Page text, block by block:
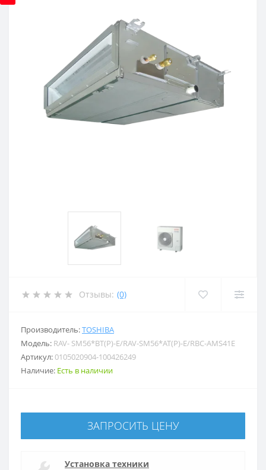
Отзывы: (0)
Производитель:TOSHIBA
Модель: RAV- SM56*BT(P)-E/RAV-SM56*AT(P)-E/RBC-AMS41E
Артикул:0105020904-100426249
Наличие: Есть в наличии
ЗАПРОСИТЬ ЦЕНУ
Установка техники